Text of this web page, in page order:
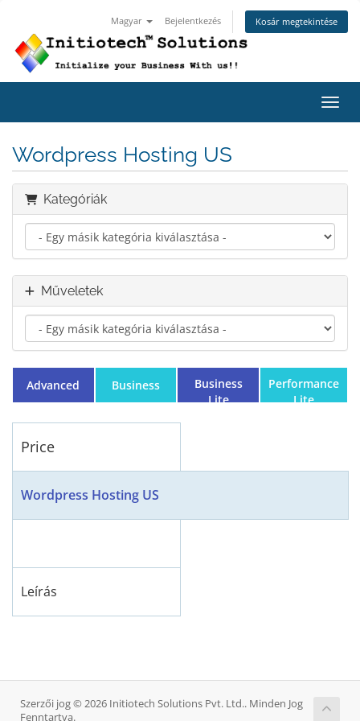
Magyar Bejelentkezés Kosár megtekintése
Wordpress Hosting US
Kategóriák
Műveletek
Advanced Business
Business
Lite
Performance
Lite
Price
Wordpress Hosting US
Leírás
Szerzői jog © 2026 Initiotech Solutions Pvt. Ltd.. Minden Jog
Fenntartva.